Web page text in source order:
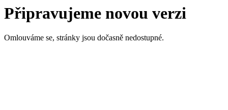
Připravujeme novou verzi
Omlouváme se, stránky jsou dočasně nedostupné.